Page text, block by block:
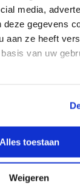
media,
deze gegevens
aan ze heeft
van uw
Alles toestaan
Weigeren